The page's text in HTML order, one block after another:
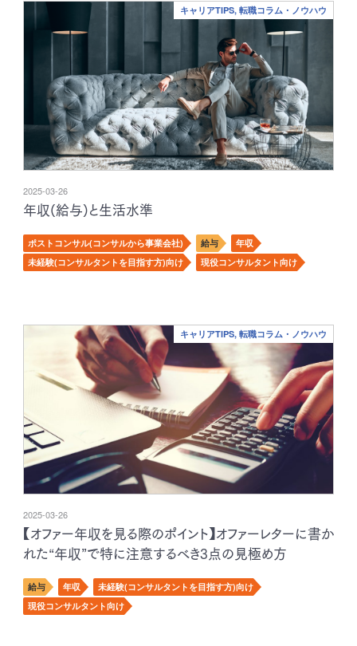
キャリアTIPS, 転職コラム・ノウハウ
2025-03-26
年収(給与)と生活水準
ポストコンサル(コンサルから事業会社) 給与
年収
未経験(コンサルタントを目指す方)向け
現役コンサルタント向け
キャリアTIPS, 転職コラム・ノウハウ
2025-03-26
【オファー年収を見る際のポイント】オファーレターに書か
れた“年収”で特に注意するべき3点の見極め方
給与 年収
未経験(コンサルタントを目指す方)向け
現役コンサルタント向け